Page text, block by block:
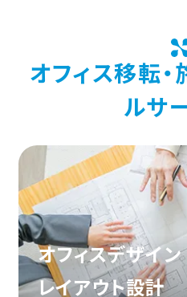
オフィス移転
ルサ
オフィスデザイン
レイアウト設計